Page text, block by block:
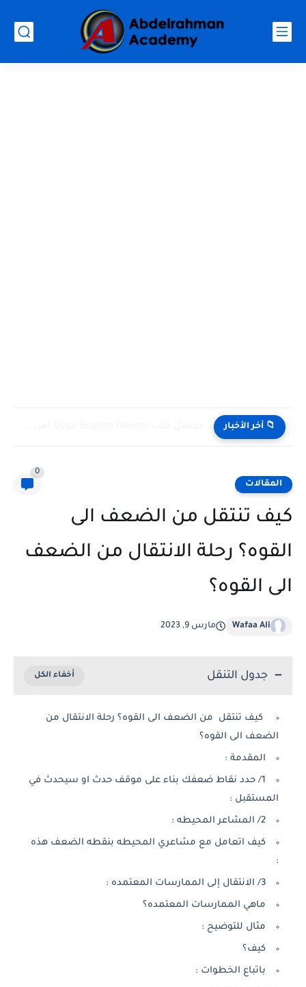
📁 آخر الأخبار
المقالات
0
كيف تنتقل من الضعف الى
القوه؟ رحلة الانتقال من الضعف
الى القوه؟
Wafaa Ali مارس 9, 2023
جدول التنقل
كيف تنتقل من الضعف الى القوه؟ رحلة الانتقال من
الضعف الى القوه؟
المقدمة :
1/ حدد نقاط ضعفك بناء على موقف حدث او سيحدث في
المستقبل :
2/ المشاعر المحيطه :
كيف اتعامل مع مشاعري المحيطه بنقطه الضعف هذه
:
3/ الانتقال إلى الممارسات المعتمده :
ماهي الممارسات المعتمده؟
مثال للتوضيح :
كيف؟
باتباع الخطوات :